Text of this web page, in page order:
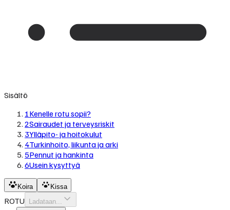
Sisältö
1Kenelle rotu sopii?
2Sairaudet ja terveysriskit
3Ylläpito- ja hoitokulut
4Turkinhoito, liikunta ja arki
5Pennut ja hankinta
6Usein kysyttyä
Koira Kissa
ROTU Ladataan...